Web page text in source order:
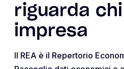
riguarda
impresa
Il REA è il Repertorio